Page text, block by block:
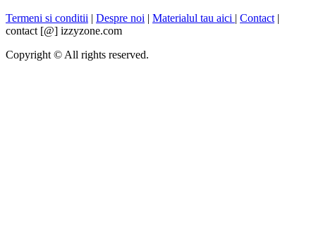
Termeni si conditii | Despre noi | Materialul tau aici | Contact |
contact [@] izzyzone.com
Copyright © All rights reserved.